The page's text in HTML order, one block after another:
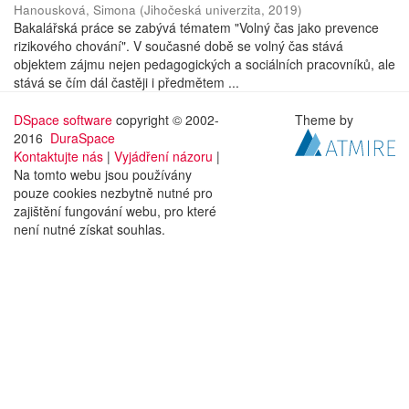
Hanousková, Simona (Jihočeská univerzita, 2019)
Bakalářská práce se zabývá tématem "Volný čas jako prevence
rizikového chování". V současné době se volný čas stává
objektem zájmu nejen pedagogických a sociálních pracovníků, ale
stává se čím dál častěji i předmětem ...
DSpace software copyright © 2002-
2016 DuraSpace
Kontaktujte nás | Vyjádření názoru |
Na tomto webu jsou používány
pouze cookies nezbytně nutné pro
zajištění fungování webu, pro které
není nutné získat souhlas.
Theme by